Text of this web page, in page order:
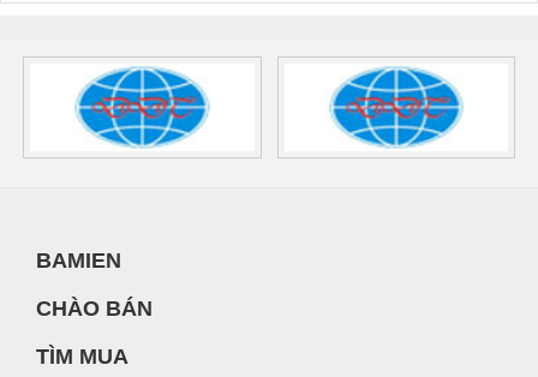
BAMIEN
CHÀO BÁN
TÌM MUA